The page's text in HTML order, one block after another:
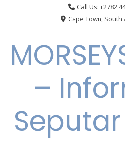
Call Us: +2782
Cape Town, South
–
Seputar